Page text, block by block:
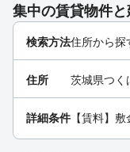
集中の賃貸物件
検索方法住所から探
住所 茨城県つく
詳細条件 【賃料】